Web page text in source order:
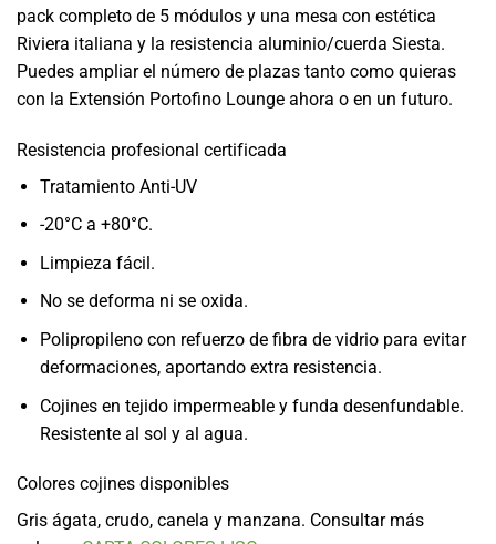
pack completo de 5 módulos y una mesa con estética
Riviera italiana y la resistencia aluminio/cuerda Siesta.
Puedes ampliar el número de plazas tanto como quieras
con la Extensión Portofino Lounge ahora o en un futuro.
Resistencia profesional certificada
Tratamiento Anti-UV
-20°C a +80°C.
Limpieza fácil.
No se deforma ni se oxida.
Polipropileno con refuerzo de fibra de vidrio para evitar
deformaciones, aportando extra resistencia.
Cojines en tejido impermeable y funda desenfundable.
Resistente al sol y al agua.
Colores cojines disponibles
Gris ágata, crudo, canela y manzana. Consultar más